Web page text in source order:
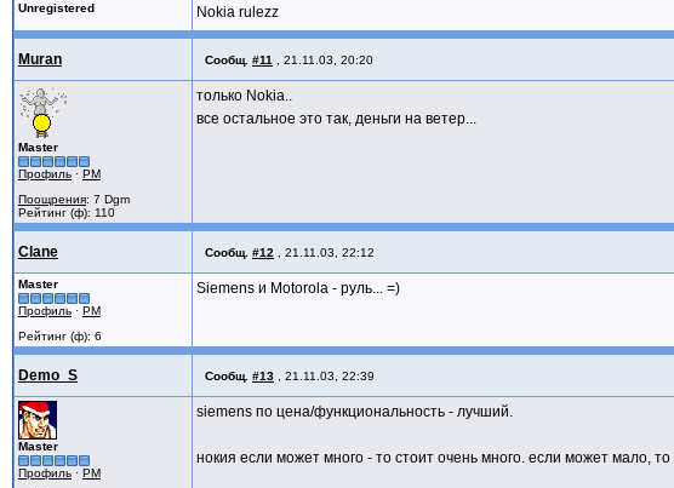
Unregistered Nokia rulezz
Muran Сообщ. #11 21.11.03, 20:20
Master
Профиль · PM
Поощрения: 7 Dgm
Рейтинг (ф): 110
только Nokia..
все остальное это так, деньги на ветер...
Clane Сообщ. #12 21.11.03, 22:12
Master
Профиль · PM
Рейтинг (ф): 6
Siemens и Motorola - руль... =)
Demo_S Сообщ. #13 21.11.03, 22:39
Master
Профиль · PM
siemens по цена/функциональность - лучший.
нокия если может много - то стоит очень много. если может мало,